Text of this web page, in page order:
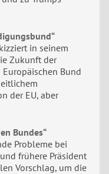
in seinem
Zukunft der
Bund
der EU, aber
Bundes“
Probleme bei
frühere Präsident
Vorschlag, um die